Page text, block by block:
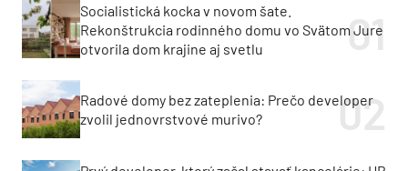
Socialistická kocka v novom šate.
Rekonštrukcia rodinného domu vo Svätom Jure
otvorila dom krajine aj svetlu
Radové domy bez zateplenia: Prečo developer
zvolil jednovrstvové murivo?